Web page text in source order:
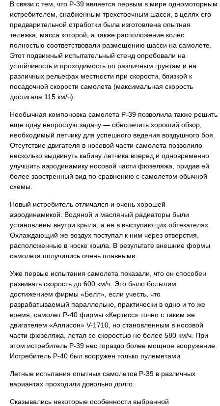
В связи с тем, что Р-39 является первым в мире одномоторным
истребителем, снабженным трехстоечным шасси, в целях его
предварительной отработки была изготовлена опытная
тележка, масса которой, а также расположение колес
полностью соответствовали размещению шасси на самолете.
Этот подвижный испытательный стенд опробовали на
устойчивость и проходимость по различным грунтам и на
различных рельефах местности при скорости, близкой к
посадочной скорости самолета (максимальная скорость
достигала 115 км/ч).
Необычная компоновка самолета Р-39 позволила также решить
еще одну непростую задачу — обеспечить хороший обзор,
необходимый летчику для успешного ведения воздушного боя.
Отсутствие двигателя в носовой части самолета позволило
несколько выдвинуть кабину летчика вперед и одновременно
улучшить аэродинамику носовой части фюзеляжа, придав ей
более заостренный вид по сравнению с самолетом обычной
схемы.
Новый истребитель отличался и очень хорошей
аэродинамикой. Водяной и масляный радиаторы были
установлены внутри крыла, а не в выступающих обтекателях.
Охлаждающий же воздух поступал к ним через отверстия,
расположенные в носке крыла. В результате внешние формы
самолета получились очень плавными.
Уже первые испытания самолета показали, что он способен
развивать скорость до 600 км/ч. Это было большим
достижением фирмы «Белл», если учесть, что
разрабатываемый параллельно, практически в одно и то же
время, самолет Р-40 фирмы «Кертисс» точно с таким же
двигателем «Аллисон» V-1710, но становленным в носовой
части фюзеляжа, летал со скоростью не более 580 км/ч. При
этом истребитель Р-39 нес гораздо более мощное вооружение.
Истребитель Р-40 был вооружен только пулеметами.
Летные испытания опытных самолетов Р-39 в различных
вариантах проходили довольно долго.
Сказывались некоторые особенности выбранной